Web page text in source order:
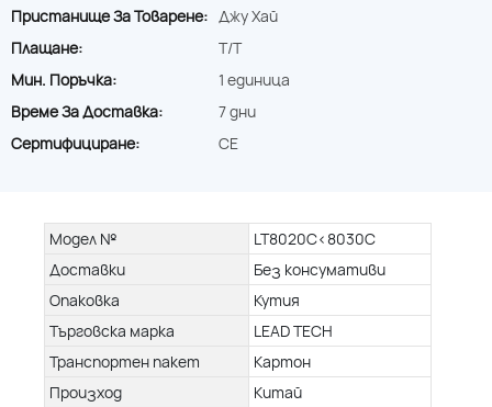
Пристанище За Товарене: Джу Хай
Плащане:
T/T
Мин. Поръчка:
1 единица
Време За Доставка:
7 дни
Сертифициране:
CE
Модел №
LT8020C<8030C
Доставки
Без консумативи
Опаковка
Кутия
Търговска марка
LEAD TECH
Транспортен пакет
Картон
Произход
Китай